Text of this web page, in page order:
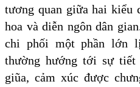
tương quan giữa hai kiểu
hoa và diễn ngôn dân
chi phối một phần lớn
thường hướng tới sự tiết
giũa, cảm xúc được